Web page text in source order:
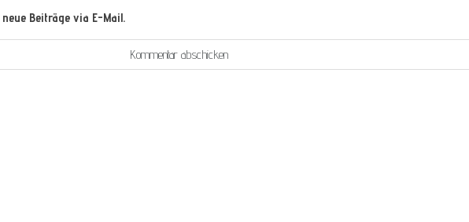
Beiträge via E-Mail.